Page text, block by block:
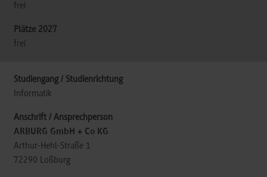
frei
frei
Informatik
ARBURG GmbH + Co KG
Arthur-Hehl-Straße 1
72290 Loßburg